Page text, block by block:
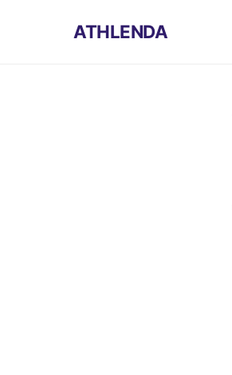
ATHLENDA